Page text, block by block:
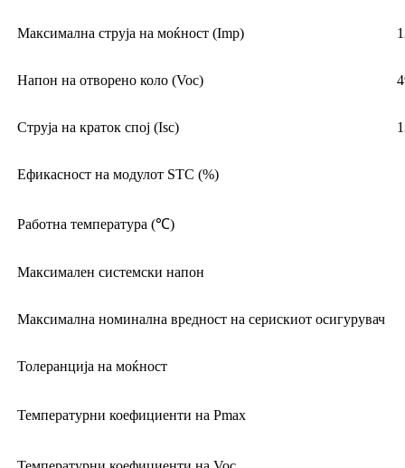
Максимална струја на моќност (Imp)
Напон на отворено коло (Voc)
Струја на краток спој (Isc)
Ефикасност на модулот STC (%)
Работна температура (℃)
Максимален системски напон
Максимална номинална вредност на серискиот осигурувач
Толеранција на моќност
Температурни коефициенти на Pmax